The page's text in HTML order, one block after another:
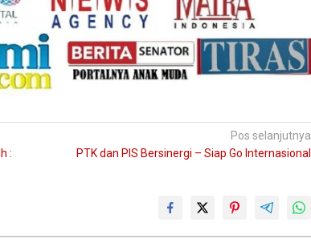
:
Pos selanjutnya
PTK dan PIS Bersinergi – Siap Go Internasional